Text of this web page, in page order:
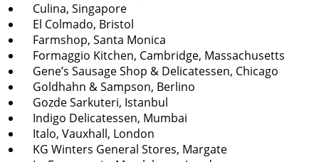
Culina, Singapore
El Colmado, Bristol
Farmshop, Santa Monica
Formaggio Kitchen, Cambridge, Massachusetts
Gene’s Sausage Shop & Delicatessen, Chicago
Goldhahn & Sampson, Berlino
Gozde Sarkuteri, Istanbul
Indigo Delicatessen, Mumbai
Italo, Vauxhall, London
KG Winters General Stores, Margate